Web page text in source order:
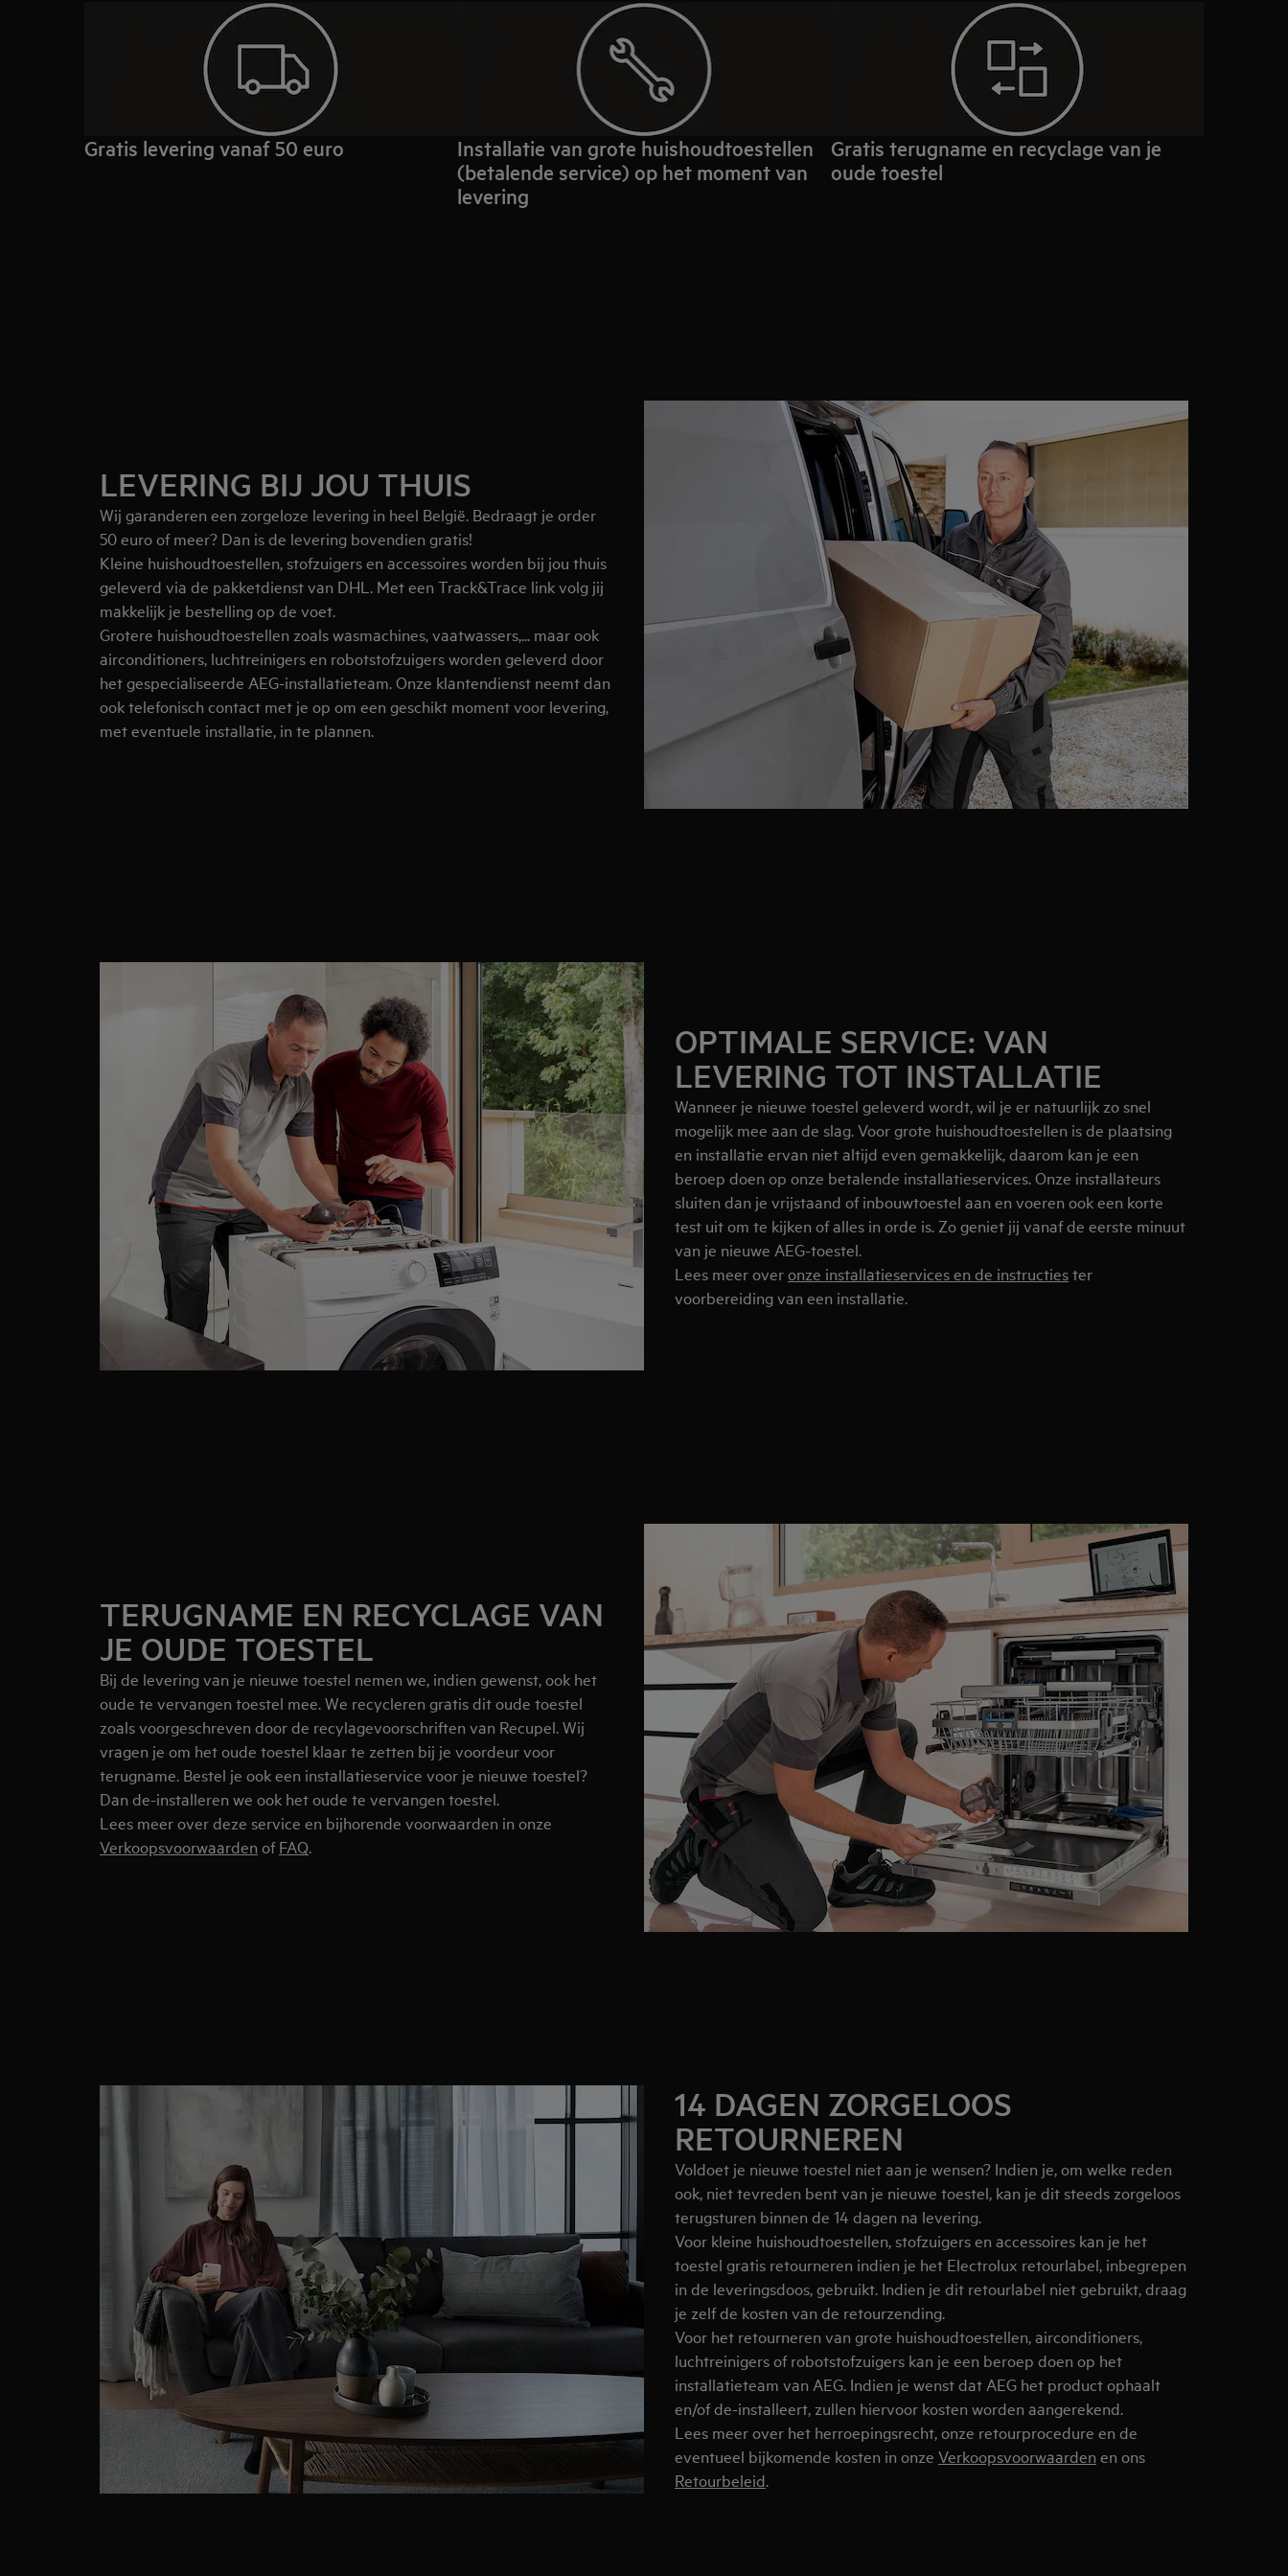
Gratis levering vanaf 50 euro
Installatie van grote huishoudtoestellen
(betalende service) op het moment van
levering
Gratis terugname en recyclage van je
oude toestel
LEVERING BIJ JOU THUIS
Wij garanderen een zorgeloze levering in heel België. Bedraagt je order
50 euro of meer? Dan is de levering bovendien gratis!
Kleine huishoudtoestellen, stofzuigers en accessoires worden bij jou thuis
geleverd via de pakketdienst van DHL. Met een Track&Trace link volg jij
makkelijk je bestelling op de voet.
Grotere huishoudtoestellen zoals wasmachines, vaatwassers,... maar ook
airconditioners, luchtreinigers en robotstofzuigers worden geleverd door
het gespecialiseerde AEG-installatieteam. Onze klantendienst neemt dan
ook telefonisch contact met je op om een geschikt moment voor levering,
met eventuele installatie, in te plannen.
OPTIMALE SERVICE: VAN
LEVERING TOT INSTALLATIE
Wanneer je nieuwe toestel geleverd wordt, wil je er natuurlijk zo snel
mogelijk mee aan de slag. Voor grote huishoudtoestellen is de plaatsing
en installatie ervan niet altijd even gemakkelijk, daarom kan je een
beroep doen op onze betalende installatieservices. Onze installateurs
sluiten dan je vrijstaand of inbouwtoestel aan en voeren ook een korte
test uit om te kijken of alles in orde is. Zo geniet jij vanaf de eerste minuut
van je nieuwe AEG-toestel.
Lees meer overonze installatieservices en de instructiester
voorbereiding van een installatie.
TERUGNAME EN RECYCLAGE VAN
JE OUDE TOESTEL
Bij de levering van je nieuwe toestel nemen we, indien gewenst, ook het
oude te vervangen toestel mee. We recycleren gratis dit oude toestel
zoals voorgeschreven door de recylagevoorschriften van Recupel. Wij
vragen je om het oude toestel klaar te zetten bij je voordeur voor
terugname. Bestel je ook een installatieservice voor je nieuwe toestel?
Dan de-installeren we ook het oude te vervangen toestel.
Lees meer over deze service en bijhorende voorwaarden in onze
Verkoopsvoorwaarden ofFAQ.
14 DAGEN ZORGELOOS
RETOURNEREN
Voldoet je nieuwe toestel niet aan je wensen? Indien je, om welke reden
ook, niet tevreden bent van je nieuwe toestel, kan je dit steeds zorgeloos
terugsturen binnen de 14 dagen na levering.
Voor kleine huishoudtoestellen, stofzuigers en accessoires kan je het
toestel gratis retourneren indien je het Electrolux retourlabel, inbegrepen
in de leveringsdoos, gebruikt. Indien je dit retourlabel niet gebruikt, draag
je zelf de kosten van de retourzending.
Voor het retourneren van grote huishoudtoestellen, airconditioners,
luchtreinigers of robotstofzuigers kan je een beroep doen op het
installatieteam van AEG. Indien je wenst dat AEG het product ophaalt
en/of de-installeert, zullen hiervoor kosten worden aangerekend.
Lees meer over het herroepingsrecht, onze retourprocedure en de
eventueel bijkomende kosten in onze Verkoopsvoorwaarden en ons
Retourbeleid.